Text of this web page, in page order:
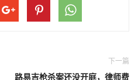
下一篇
路易吉枪杀案还没开庭，律师费